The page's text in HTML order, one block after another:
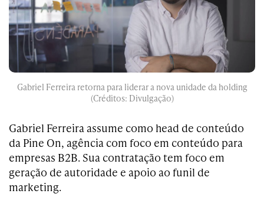
Gabriel Ferreira retorna para liderar a nova unidade da holding
(Créditos: Divulgação)
Gabriel Ferreira assume como head de conteúdo
da Pine On, agência com foco em conteúdo para
empresas B2B. Sua contratação tem foco em
geração de autoridade e apoio ao funil de
marketing.